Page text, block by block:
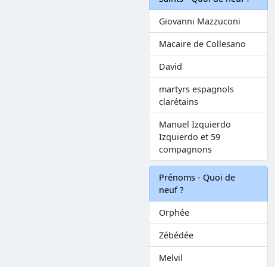
Giovanni Mazzuconi
Macaire de Collesano
David
martyrs espagnols
clarétains
Manuel Izquierdo
Izquierdo et 59
compagnons
Prénoms - Quoi de
neuf ?
Orphée
Zébédée
Melvil